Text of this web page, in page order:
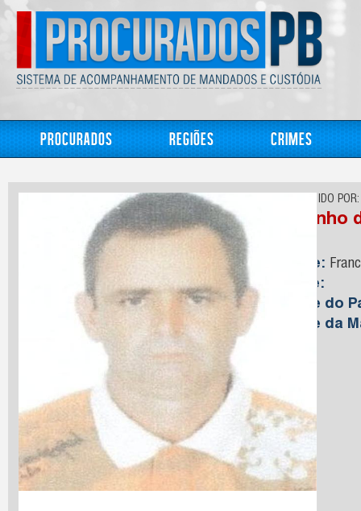
Procurados Regiões Crimes
CONHECIDO POR:
Netinho
Nome:
Idade:
Nome do
Nome da